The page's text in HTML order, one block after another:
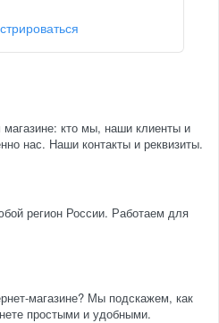
кто мы, наши клиенты и
нас. Наши контакты и реквизиты.
регион России. Работаем для
магазине? Мы подскажем, как
простыми и удобными.